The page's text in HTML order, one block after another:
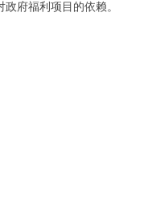
府福利项目的依赖。